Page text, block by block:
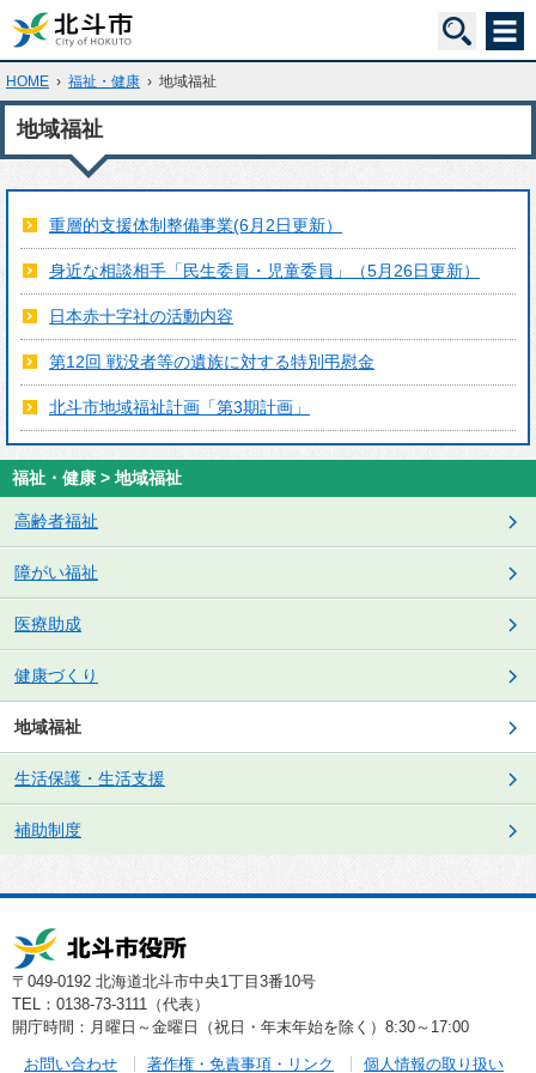
HOME › 福祉・健康 › 地域福祉
地域福祉
重層的支援体制整備事業(6月2日更新）
身近な相談相手「民生委員・児童委員」（5月26日更新）
日本赤十字社の活動内容
第12回 戦没者等の遺族に対する特別弔慰金
北斗市地域福祉計画「第3期計画」
福祉・健康 > 地域福祉
高齢者福祉
障がい福祉
医療助成
健康づくり
地域福祉
生活保護・生活支援
補助制度
〒049-0192 北海道北斗市中央1丁目3番10号
TEL：0138-73-3111（代表）
開庁時間：月曜日～金曜日（祝日・年末年始を除く）8:30～17:00
お問い合わせ 著作権・免責事項・リンク 個人情報の取り扱い